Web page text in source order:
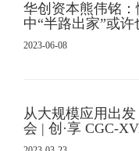
华创资本熊伟铭
中“半路出家”或许
2023-06-08
从大规模应用出
会 | 创·享 CGC-